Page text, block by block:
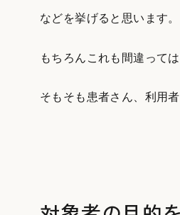
などを挙げると思います。
もちろんこれも間違って
そもそも患者さん、利用